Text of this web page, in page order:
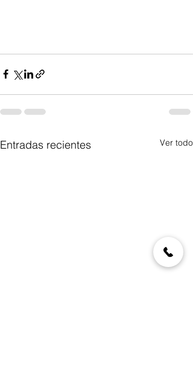
Entradas recientes Ver todo